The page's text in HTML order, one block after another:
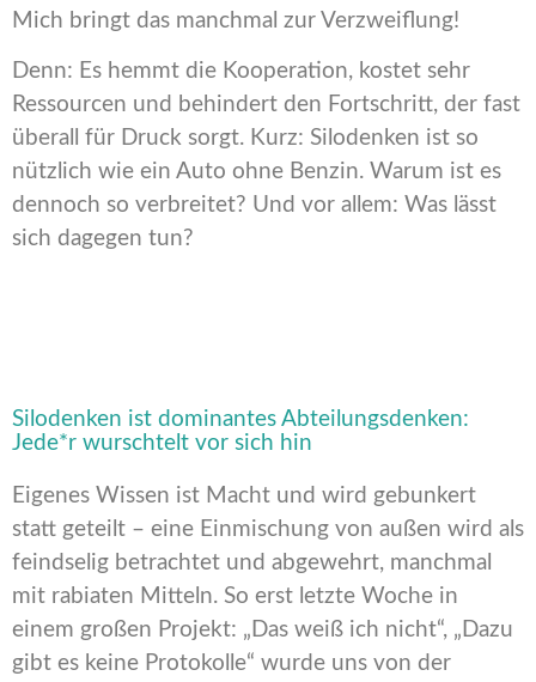
Mich bringt das manchmal zur Verzweiflung!
Denn: Es hemmt die Kooperation, kostet sehr
Ressourcen und behindert den Fortschritt, der fast
überall für Druck sorgt. Kurz: Silodenken ist so
nützlich wie ein Auto ohne Benzin. Warum ist es
dennoch so verbreitet? Und vor allem: Was lässt
sich dagegen tun?
Silodenken ist dominantes Abteilungsdenken:
Jede*r wurschtelt vor sich hin
Eigenes Wissen ist Macht und wird gebunkert
statt geteilt – eine Einmischung von außen wird als
feindselig betrachtet und abgewehrt, manchmal
mit rabiaten Mitteln. So erst letzte Woche in
einem großen Projekt: „Das weiß ich nicht“, „Dazu
gibt es keine Protokolle“ wurde uns von der